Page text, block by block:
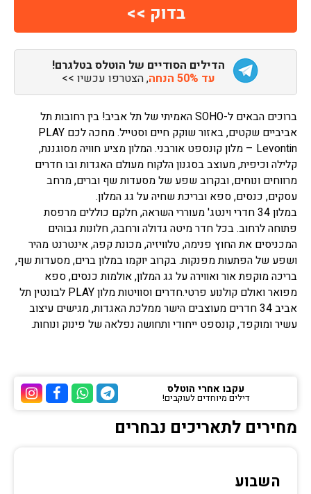
הדילים הסודיים של הוטלס בטלגרם!
עד 50% הנחה , הצטרפו עכשיו >>
ברוכים הבאים ל-SOHO האמיתי של תל אביב! בין רחובות תל
אביביים שקטים, באזור שוקק חיים וסטייל. מחכה לכם PLAY
Levontin – מלון קונספט אורבני. המלון מציע חוויה מסוגננת,
קלילה וכיפית, מעוצב בסגנון הלקוח מעולם האגדות ובו חדרים
מרווחים ונוחים, ובקרוב שפע של מסעדות שף וברים, מרחב
עסקים, כנסים, ספא ובריכת שחיה על גג המלון.
במלון 34 חדרי וינטג' מעוררי השראה, חלקם כוללים מרפסת
פתוחה לרחוב. בכל חדר מיטה גדולה ורחבה, חלונות גבוהים
המכניסים את החוץ פנימה, טלוויזיה, מכונת קפה, אינטרנט מהיר
ושפע של הפתעות מפנקות. בקרוב יוקמו במלון ברים, מסעדות שף,
בריכה מוקפת אור ואווירה על גג המלון, אולמות כנסים, ספא
מפואר ואולם קולנוע פרטי.חדרים וסוויטות מלון PLAY לבונטין תל
אביב 34 חדרים מעוצבים הישר ממלכת האגדות, מגישים עיצוב
עשיר ומוקפד, קונספט ייחודי ותחושה נפלאה של פינוק ונוחות.
ערוץ ערוץ
ערוץ הוואטסאפ של
ערוץ הטלגרם של הוטלס
עקבו אחרי הוטלס
דילים מיוחדים לעוקבים!
מחירים לתאריכים נבחרים
השבוע